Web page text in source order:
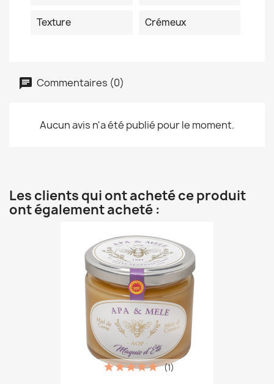
Texture Crémeux
Commentaires (0)
Aucun avis n'a été publié pour le moment.
Les clients qui ont acheté ce produit
ont également acheté :
(1)